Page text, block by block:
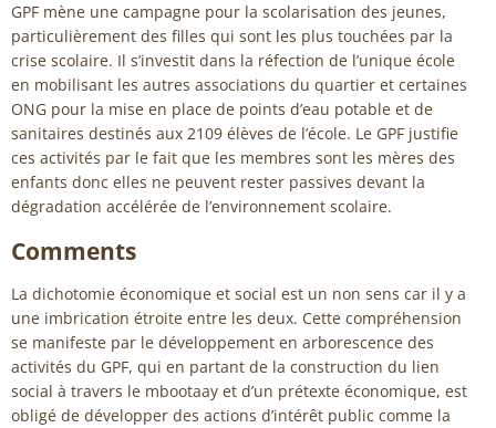
GPF mène une campagne pour la scolarisation des jeunes,
particulièrement des filles qui sont les plus touchées par la
crise scolaire. Il s’investit dans la réfection de l’unique école
en mobilisant les autres associations du quartier et certaines
ONG pour la mise en place de points d’eau potable et de
sanitaires destinés aux 2109 élèves de l’école. Le GPF justifie
ces activités par le fait que les membres sont les mères des
enfants donc elles ne peuvent rester passives devant la
dégradation accélérée de l’environnement scolaire.
Comments
La dichotomie économique et social est un non sens car il y a
une imbrication étroite entre les deux. Cette compréhension
se manifeste par le développement en arborescence des
activités du GPF, qui en partant de la construction du lien
social à travers le mbootaay et d’un prétexte économique, est
obligé de développer des actions d’intérêt public comme la